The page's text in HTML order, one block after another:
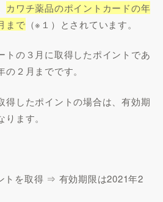
カワチ薬品のポイントカードの年
まで （※１）とされています。
トの３月に取得したポイントであ
２月までです。
得したポイントの場合は、有効期
ます。
トを取得 ⇒ 有効期限は2021年2